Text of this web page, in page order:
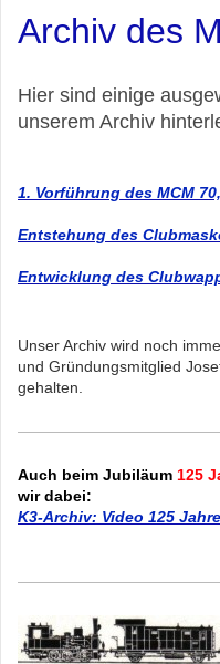
Archiv des
Hier sind einige
unserem Archiv
1. Vorführung des MCM
Entstehung des
Entwicklung des
Unser Archiv wird noch
und Gründungsmitglied
gehalten.
Auch beim Jubiläum 125
wir dabei:
K3-Archiv: Video 125